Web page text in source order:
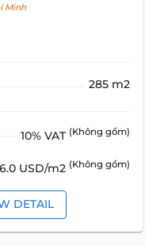
Minh
285 m2
10% VAT (Không gồm)
6.0 USD/m2 (Không gồm)
DETAIL